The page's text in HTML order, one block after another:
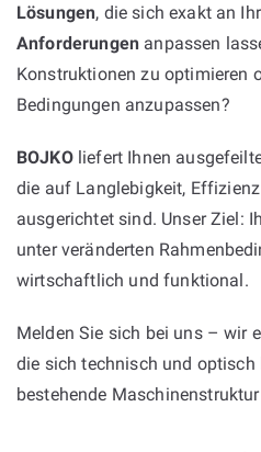
Lösungen, die sich exakt an
Anforderungen anpassen
Konstruktionen zu optimieren
Bedingungen anzupassen?
BOJKOliefert Ihnen
die auf Langlebigkeit,
ausgerichtet sind. Unser Ziel:
unter veränderten
wirtschaftlich und funktional.
Melden Sie sich bei uns – wir
die sich technisch und
bestehende